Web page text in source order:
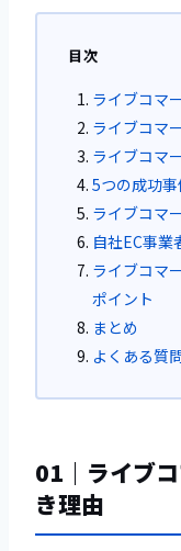
目次
ライブコマ
ライブコマ
ライブコマ
5つの成功
ライブコマ
自社EC事業
ライブコマ
ポイント
まとめ
よくある質
01｜ライブ
き理由